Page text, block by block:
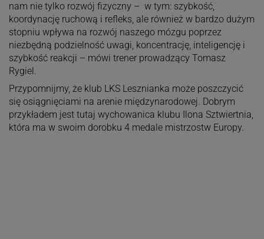
nam nie tylko rozwój fizyczny – w tym: szybkość,
koordynację ruchową i refleks, ale również w bardzo dużym
stopniu wpływa na rozwój naszego mózgu poprzez
niezbędną podzielność uwagi, koncentrację, inteligencję i
szybkość reakcji – mówi trener prowadzący Tomasz
Rygiel.
Przypomnijmy, że klub LKS Lesznianka może poszczycić
się osiągnięciami na arenie międzynarodowej. Dobrym
przykładem jest tutaj wychowanica klubu Ilona Sztwiertnia,
która ma w swoim dorobku 4 medale mistrzostw Europy.